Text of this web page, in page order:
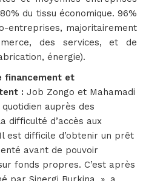
du tissu économique. 96%
entreprises, majoritairement
des services, et de
énergie).
financement et
: Job Zongo et Mahamadi
auprès des
difficulté d’accès aux
est difficile d’obtenir un prêt
avant de pouvoir
fonds propres. C’est après